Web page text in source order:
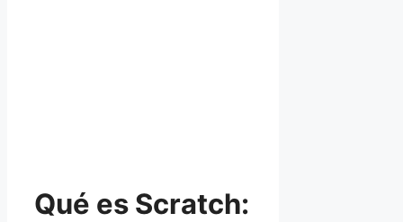
Qué es Scratch: